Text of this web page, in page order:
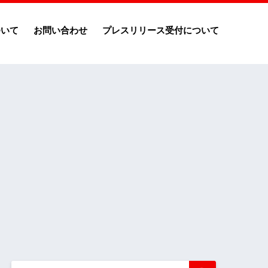
て お問い合わせ プレスリリース受付について